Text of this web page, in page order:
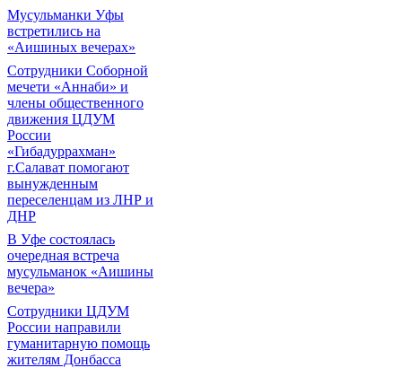
Мусульманки Уфы
встретились на
«Аишиных вечерах»
Сотрудники Соборной
мечети «Аннаби» и
члены общественного
движения ЦДУМ
России
«Гибадуррахман»
г.Салават помогают
вынужденным
переселенцам из ЛНР и
ДНР
В Уфе состоялась
очередная встреча
мусульманок «Аишины
вечера»
Сотрудники ЦДУМ
России направили
гуманитарную помощь
жителям Донбасса